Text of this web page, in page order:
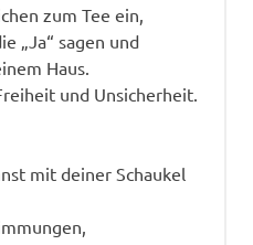
zum Tee ein,
„Ja“ sagen und
Haus.
und Unsicherheit.
mit deiner Schaukel